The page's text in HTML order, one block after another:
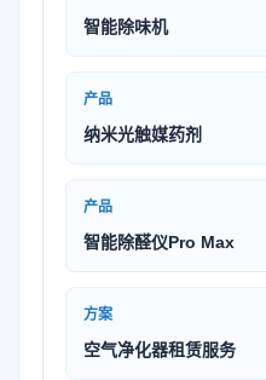
智能除味机
产品
纳米光触媒药剂
产品
智能除醛仪Pro Max
方案
空气净化器租赁服务